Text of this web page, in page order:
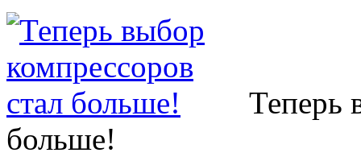
Теперь
больше!